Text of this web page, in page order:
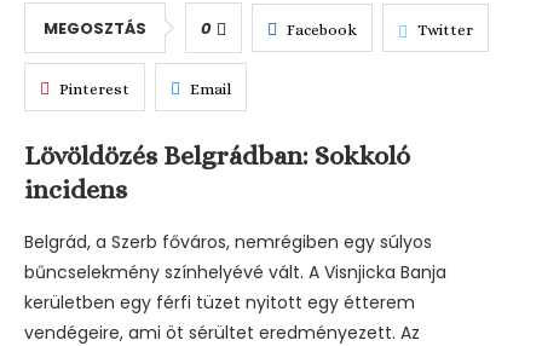
MEGOSZTÁS 0 Facebook Twitter
Pinterest Email
Lövöldözés Belgrádban: Sokkoló
incidens
Belgrád, a Szerb főváros, nemrégiben egy súlyos
bűncselekmény színhelyévé vált. A Visnjicka Banja
kerületben egy férfi tüzet nyitott egy étterem
vendégeire, ami öt sérültet eredményezett. Az